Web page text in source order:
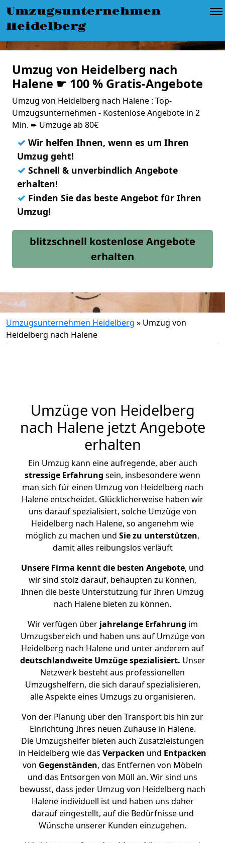
Umzugsunternehmen
Heidelberg
Umzug von Heidelberg nach
Halene ☛ 100 % Gratis-Angebote
Umzug von Heidelberg nach Halene : Top-
Umzugsunternehmen - Kostenlose Angebote in 2
Min. ➨ Umzüge ab 80€
✓ Wir helfen Ihnen, wenn es um Ihren
Umzug geht!
✓ Schnell & unverbindlich Angebote
erhalten!
✓ Finden Sie das beste Angebot für Ihren
Umzug!
blitzschnell kostenlose Angebote
erhalten
Umzugsunternehmen Heidelberg » Umzug von
Heidelberg nach Halene
Umzüge von Heidelberg
nach Halene jetzt Angebote
erhalten
Ein Umzug kann eine aufregende, aber auch
stressige Erfahrung sein, insbesondere wenn
man sich für einen Umzug von Heidelberg nach
Halene entscheidet. Glücklicherweise haben wir
uns darauf spezialisiert, solche Umzüge von
Heidelberg nach Halene, so angenehm wie
möglich zu machen und Sie zu unterstützen,
damit alles reibungslos verläuft
Unsere Firma kennt die besten Angebote, und
wir sind stolz darauf, behaupten zu können,
Ihnen die beste Unterstützung für Ihren Umzug
nach Halene bieten zu können.
Wir verfügen überjahrelange Erfahrung im
Umzugsbereich und haben uns auf Umzüge von
Heidelberg nach Halene und unter anderem auf
deutschlandweite Umzüge spezialisiert. Unser
Netzwerk besteht aus professionellen
Umzugshelfern, die sich darauf spezialisieren,
alle Aspekte eines Umzugs zu organisieren.
Von der Planung über den Transport bis hin zur
Einrichtung Ihres neuen Zuhause in Halene.
Die Umzugshelfer bieten auch Zusatzleistungen
in Heidelberg wie das Verpacken und Entpacken
von Gegenständen, das Entfernen von Möbeln
und das Entsorgen von Müll an. Wir sind uns
bewusst, dass jeder Umzug von Heidelberg nach
Halene individuell ist und haben uns daher
darauf eingestellt, auf die Bedürfnisse und
Wünsche unserer Kunden einzugehen.